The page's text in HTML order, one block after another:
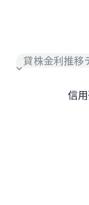
貸株金利推移
信